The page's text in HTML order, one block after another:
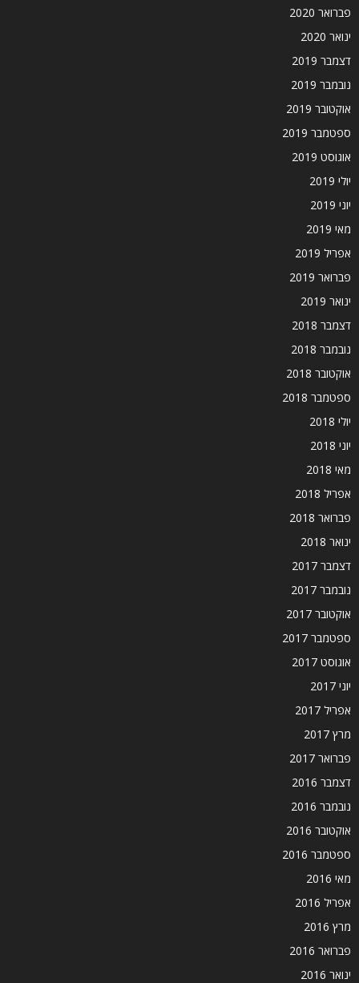
פברואר 2020
ינואר 2020
דצמבר 2019
נובמבר 2019
אוקטובר 2019
ספטמבר 2019
אוגוסט 2019
יולי 2019
יוני 2019
מאי 2019
אפריל 2019
פברואר 2019
ינואר 2019
דצמבר 2018
נובמבר 2018
אוקטובר 2018
ספטמבר 2018
יולי 2018
יוני 2018
מאי 2018
אפריל 2018
פברואר 2018
ינואר 2018
דצמבר 2017
נובמבר 2017
אוקטובר 2017
ספטמבר 2017
אוגוסט 2017
יוני 2017
אפריל 2017
מרץ 2017
פברואר 2017
דצמבר 2016
נובמבר 2016
אוקטובר 2016
ספטמבר 2016
מאי 2016
אפריל 2016
מרץ 2016
פברואר 2016
ינואר 2016